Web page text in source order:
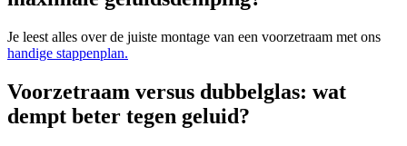
Je leest alles over de juiste montage van een voorzetraam met ons
handige stappenplan.
Voorzetraam versus dubbelglas: wat
dempt beter tegen geluid?